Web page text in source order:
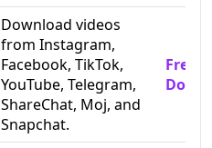
Download videos
from Instagram,
Facebook, TikTok,
YouTube, Telegram,
ShareChat, Moj, and
Snapchat.
Free